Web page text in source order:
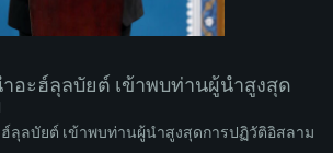
อะฮ์ลุลบัยต์ เข้าพบท่านผู้นำสูงสุด
ลุลบัยต์ เข้าพบท่านผู้นำสูงสุดการปฏิวัติอิสลาม